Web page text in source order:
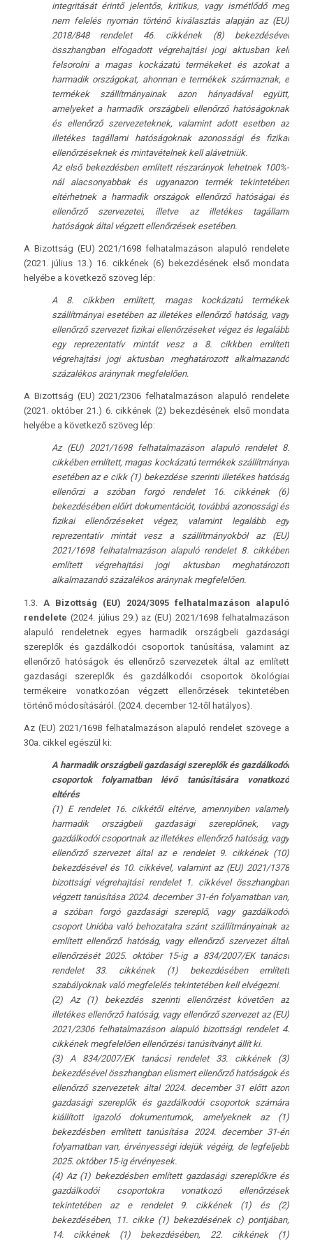
integritását érintő jelentős, kritikus, vagy ismétlődő meg
nem felelés nyomán történő kiválasztás alapján az (EU)
2018/848 rendelet 46. cikkének (8) bekezdésével
összhangban elfogadott végrehajtási jogi aktusban kell
felsorolni a magas kockázatú termékeket és azokat a
harmadik országokat, ahonnan e termékek származnak, e
termékek szállítmányainak azon hányadával együtt,
amelyeket a harmadik országbeli ellenőrző hatóságoknak
és ellenőrző szervezeteknek, valamint adott esetben az
illetékes tagállami hatóságoknak azonossági és fizikai
ellenőrzéseknek és mintavételnek kell alávetniük.
Az első bekezdésben említett részarányok lehetnek 100%-
nál alacsonyabbak és ugyanazon termék tekintetében
eltérhetnek a harmadik országok ellenőrző hatóságai és
ellenőrző szervezetei, illetve az illetékes tagállami
hatóságok által végzett ellenőrzések esetében.
A Bizottság (EU) 2021/1698 felhatalmazáson alapuló rendelete
(2021. július 13.) 16. cikkének (6) bekezdésének első mondata
helyébe a következő szöveg lép:
A 8. cikkben említett, magas kockázatú termékek
szállítmányai esetében az illetékes ellenőrző hatóság, vagy
ellenőrző szervezet fizikai ellenőrzéseket végez és legalább
egy reprezentatív mintát vesz a 8. cikkben említett
végrehajtási jogi aktusban meghatározott alkalmazandó
százalékos aránynak megfelelően.
A Bizottság (EU) 2021/2306 felhatalmazáson alapuló rendelete
(2021. október 21.) 6. cikkének (2) bekezdésének első mondata
helyébe a következő szöveg lép:
Az (EU) 2021/1698 felhatalmazáson alapuló rendelet 8.
cikkében említett, magas kockázatú termékek szállítmányai
esetében az e cikk (1) bekezdése szerinti illetékes hatóság
ellenőrzi a szóban forgó rendelet 16. cikkének (6)
bekezdésében előírt dokumentációt, továbbá azonossági és
fizikai ellenőrzéseket végez, valamint legalább egy
reprezentatív mintát vesz a szállítmányokból az (EU)
2021/1698 felhatalmazáson alapuló rendelet 8. cikkében
említett végrehajtási jogi aktusban meghatározott
alkalmazandó százalékos aránynak megfelelően.
1.3. A Bizottság (EU) 2024/3095 felhatalmazáson alapuló
rendelete (2024. július 29.) az (EU) 2021/1698 felhatalmazáson
alapuló rendeletnek egyes harmadik országbeli gazdasági
szereplők és gazdálkodói csoportok tanúsítása, valamint az
ellenőrző hatóságok és ellenőrző szervezetek által az említett
gazdasági szereplők és gazdálkodói csoportok ökológiai
termékeire vonatkozóan végzett ellenőrzések tekintetében
történő módosításáról. (2024. december 12-től hatályos).
Az (EU) 2021/1698 felhatalmazáson alapuló rendelet szövege a
30a. cikkel egészül ki:
A harmadik országbeli gazdasági szereplők és gazdálkodói
csoportok folyamatban lévő tanúsítására vonatkozó
eltérés
(1) E rendelet 16. cikkétől eltérve, amennyiben valamely
harmadik országbeli gazdasági szereplőnek, vagy
gazdálkodói csoportnak az illetékes ellenőrző hatóság, vagy
ellenőrző szervezet által az e rendelet 9. cikkének (10)
bekezdésével és 10. cikkével, valamint az (EU) 2021/1378
bizottsági végrehajtási rendelet 1. cikkével összhangban
végzett tanúsítása 2024. december 31-én folyamatban van,
a szóban forgó gazdasági szereplő, vagy gazdálkodói
csoport Unióba való behozatalra szánt szállítmányainak az
említett ellenőrző hatóság, vagy ellenőrző szervezet általi
ellenőrzését 2025. október 15-ig a 834/2007/EK tanácsi
rendelet 33. cikkének (1) bekezdésében említett
szabályoknak való megfelelés tekintetében kell elvégezni.
(2) Az (1) bekezdés szerinti ellenőrzést követően az
illetékes ellenőrző hatóság, vagy ellenőrző szervezet az (EU)
2021/2306 felhatalmazáson alapuló bizottsági rendelet 4.
cikkének megfelelően ellenőrzési tanúsítványt állít ki.
(3) A 834/2007/EK tanácsi rendelet 33. cikkének (3)
bekezdésével összhangban elismert ellenőrző hatóságok és
ellenőrző szervezetek által 2024. december 31 előtt azon
gazdasági szereplők és gazdálkodói csoportok számára
kiállított igazoló dokumentumok, amelyeknek az (1)
bekezdésben említett tanúsítása 2024. december 31-én
folyamatban van, érvényességi idejük végéig, de legfeljebb
2025. október 15-ig érvényesek.
(4) Az (1) bekezdésben említett gazdasági szereplőkre és
gazdálkodói csoportokra vonatkozó ellenőrzések
tekintetében az e rendelet 9. cikkének (1) és (2)
bekezdésében, 11. cikke (1) bekezdésének c) pontjában,
14. cikkének (1) bekezdésében, 22. cikkének (1)